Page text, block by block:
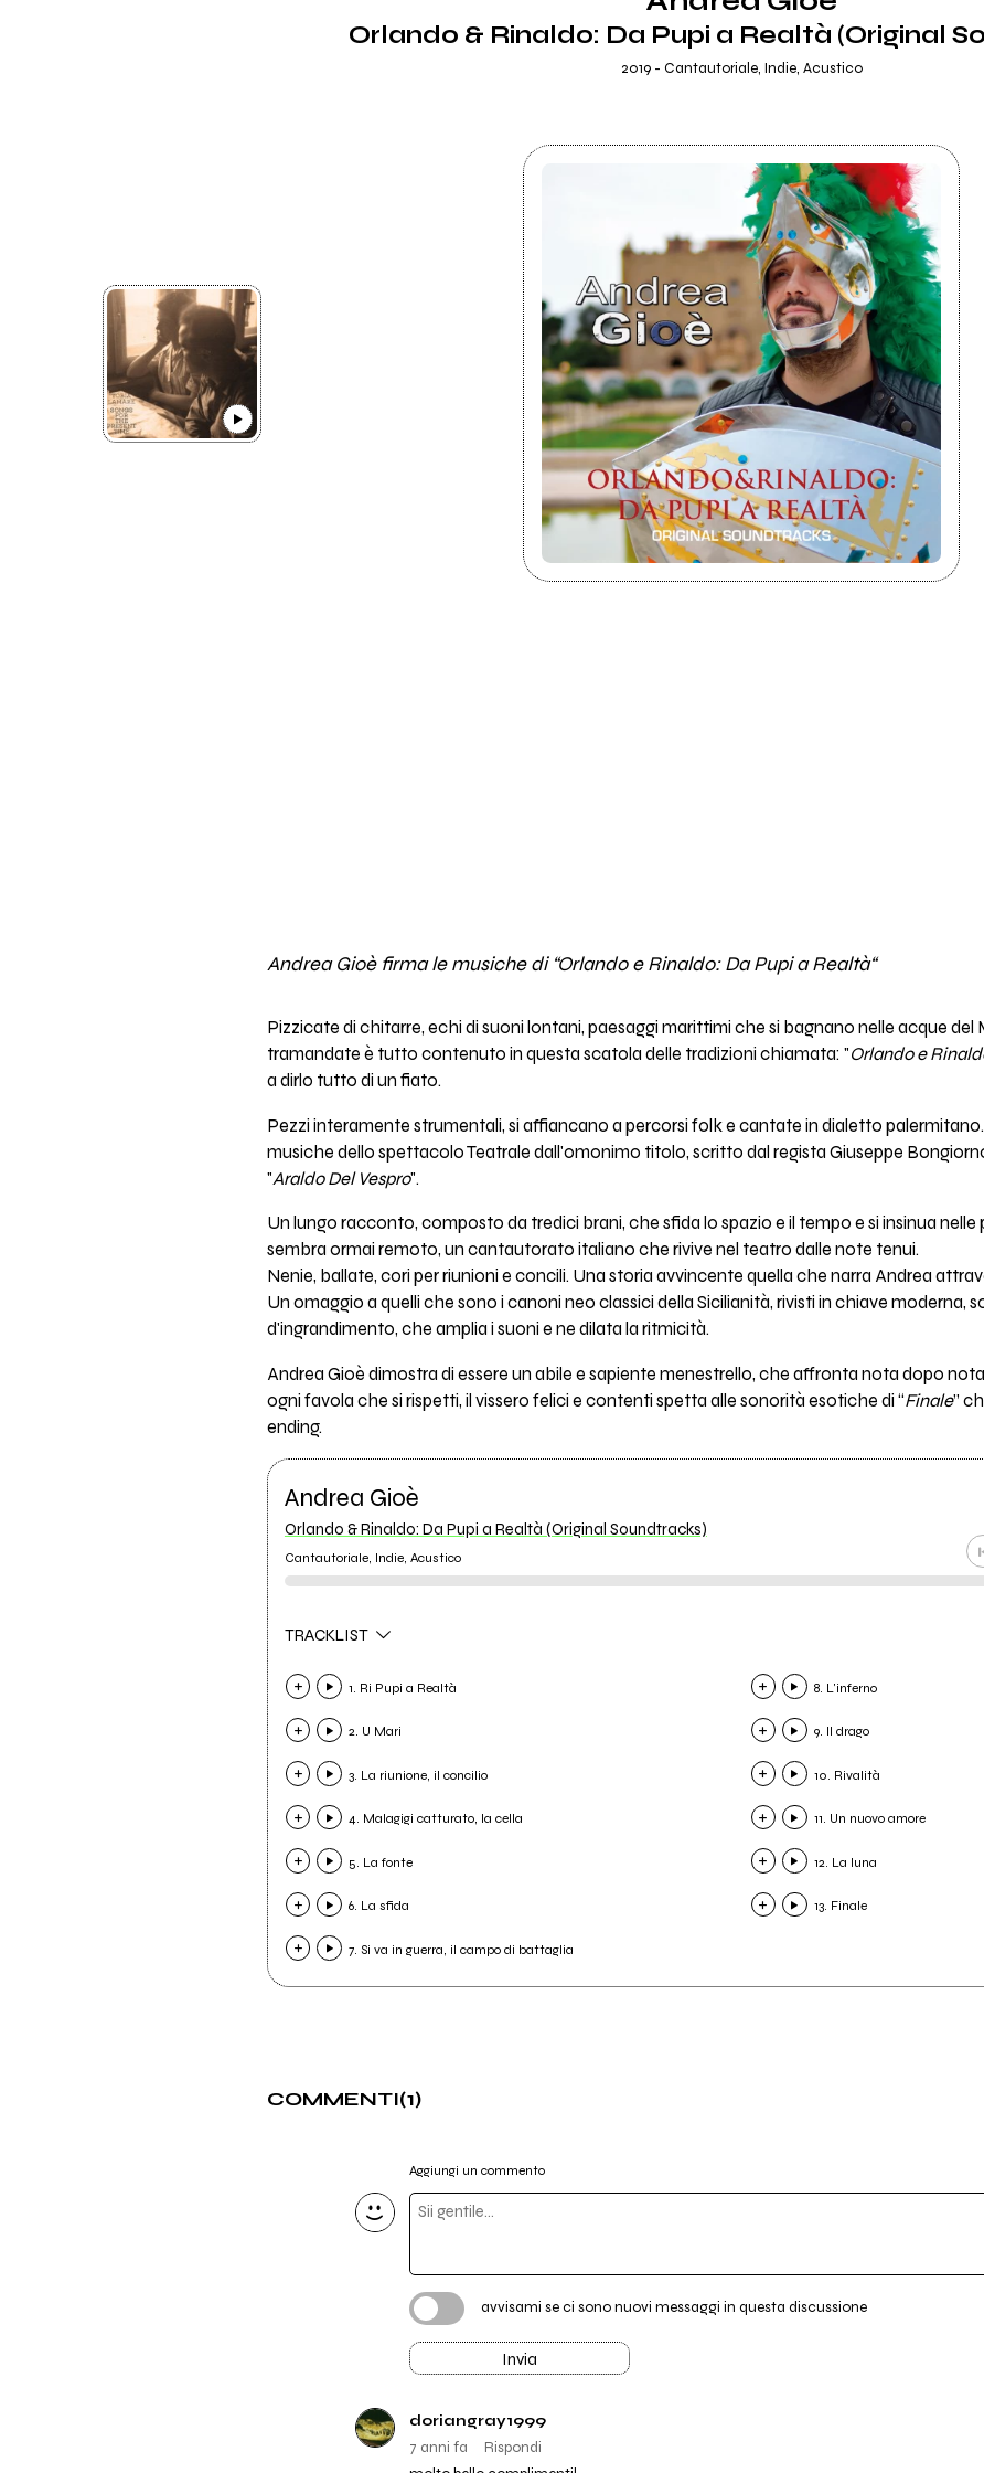
Orlando & Rinaldo: Da Pupi a Realtà (Original
2019 - Cantautoriale, Indie, Acustico
Andrea Gioè firma le musiche di “Orlando e Rinaldo: Da Pupi a Realtà“
Pizzicate di chitarre, echi di suoni lontani, paesaggi marittimi che si bagnano nelle acque
tramandate è tutto contenuto in questa scatola delle tradizioni chiamata: "Orlando e
a dirlo tutto di un fiato.
Pezzi interamente strumentali, si affiancano a percorsi folk e cantate in dialetto palermitano.
musiche dello spettacolo Teatrale dall'omonimo titolo, scritto dal regista Giuseppe
"Araldo Del Vespro".
Un lungo racconto, composto da tredici brani, che sfida lo spazio e il tempo e si insinua nelle
sembra ormai remoto, un cantautorato italiano che rivive nel teatro dalle note tenui.
Nenie, ballate, cori per riunioni e concili. Una storia avvincente quella che narra Andrea
Un omaggio a quelli che sono i canoni neo classici della Sicilianità, rivisti in chiave moderna,
d'ingrandimento, che amplia i suoni e ne dilata la ritmicità.
Andrea Gioè dimostra di essere un abile e sapiente menestrello, che affronta nota dopo
ogni favola che si rispetti, il vissero felici e contenti spetta alle sonorità esotiche di “Finale”
ending.
Andrea Gioè
Orlando & Rinaldo: Da Pupi a Realtà (Original Soundtracks)
Cantautoriale, Indie, Acustico
TRACKLIST
1. Ri Pupi a Realtà
2. U Mari
3. La riunione, il concilio
4. Malagigi catturato, la cella
5. La fonte
6. La sfida
7. Si va in guerra, il campo di battaglia
8. L'inferno
9. Il drago
10. Rivalità
11. Un nuovo amore
12. La luna
13. Finale
COMMENTI(1)
Aggiungi un commento
avvisami se ci sono nuovi messaggi in questa discussione
Invia
doriangray1999
7 anni fa
Rispondi